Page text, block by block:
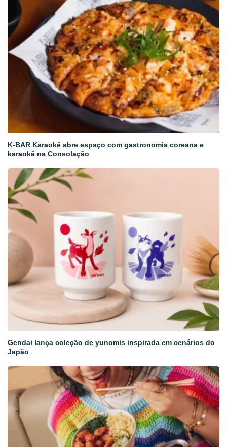
K-BAR Karaokê abre espaço com gastronomia coreana e
karaokê na Consolação
Gendai lança coleção de yunomis inspirada em cenários do
Japão